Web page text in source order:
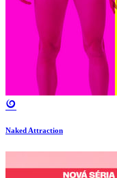
Naked Attraction